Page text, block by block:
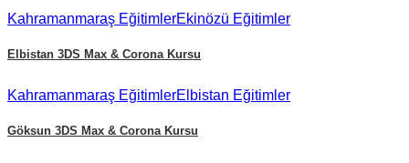
Kahramanmaraş EğitimlerEkinözü Eğitimler
Elbistan 3DS Max & Corona Kursu
Kahramanmaraş EğitimlerElbistan Eğitimler
Göksun 3DS Max & Corona Kursu